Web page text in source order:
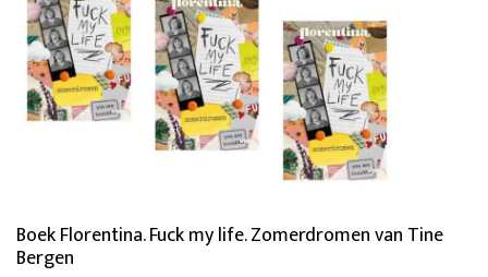
Boek Florentina. Fuck my life. Zomerdromen van Tine
Bergen